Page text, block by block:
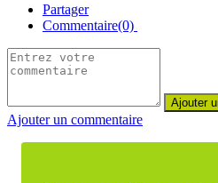
Partager
Commentaire(0)
Ajouter un commentaire